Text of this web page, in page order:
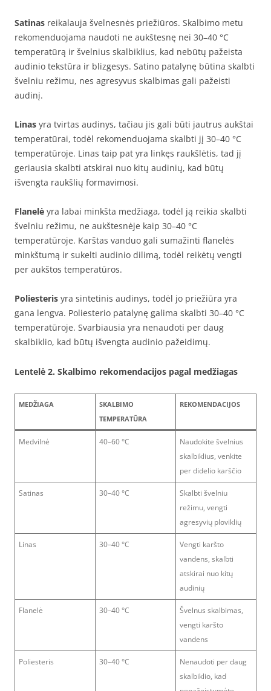
Satinas reikalauja švelnesnės priežiūros. Skalbimo metu
rekomenduojama naudoti ne aukštesnę nei 30–40 °C
temperatūrą ir švelnius skalbiklius, kad nebūtų pažeista
audinio tekstūra ir blizgesys. Satino patalynę būtina skalbti
švelniu režimu, nes agresyvus skalbimas gali pažeisti
audinį.
Linas yra tvirtas audinys, tačiau jis gali būti jautrus aukštai
temperatūrai, todėl rekomenduojama skalbti jį 30–40 °C
temperatūroje. Linas taip pat yra linkęs raukšlėtis, tad jį
geriausia skalbti atskirai nuo kitų audinių, kad būtų
išvengta raukšlių formavimosi.
Flanelė yra labai minkšta medžiaga, todėl ją reikia skalbti
švelniu režimu, ne aukštesnėje kaip 30–40 °C
temperatūroje. Karštas vanduo gali sumažinti flanelės
minkštumą ir sukelti audinio dilimą, todėl reikėtų vengti
per aukštos temperatūros.
Poliesteris yra sintetinis audinys, todėl jo priežiūra yra
gana lengva. Poliesterio patalynę galima skalbti 30–40 °C
temperatūroje. Svarbiausia yra nenaudoti per daug
skalbiklio, kad būtų išvengta audinio pažeidimų.
Lentelė 2. Skalbimo rekomendacijos pagal medžiagas
MEDŽIAGA
SKALBIMO
TEMPERATŪRA
REKOMENDACIJOS
Medvilnė 40–60 °C
Naudokite švelnius
skalbiklius, venkite
per didelio karščio
Satinas 30–40 °C
Skalbti švelniu
režimu, vengti
agresyvių ploviklių
Linas 30–40 °C
Vengti karšto
vandens, skalbti
atskirai nuo kitų
audinių
Flanelė 30–40 °C
Švelnus skalbimas,
vengti karšto
vandens
Poliesteris 30–40 °C
Nenaudoti per daug
skalbiklio, kad